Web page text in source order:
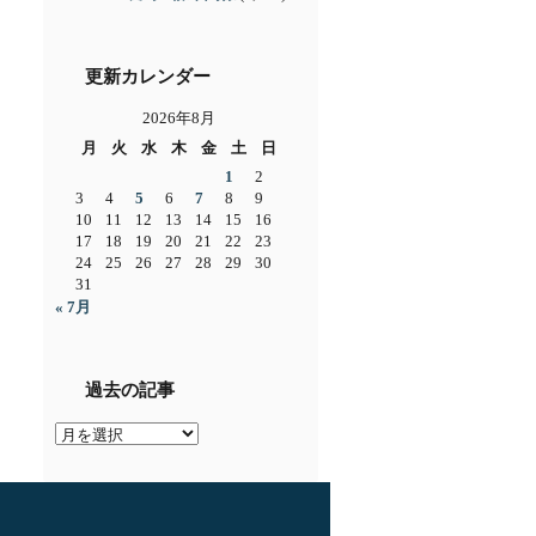
更新カレンダー
2026年8月
月
火 水 木 金 土
日
1
2
3
4 5 6 7 8
9
10
11 12 13 14 15
16
17
18 19 20 21 22
23
24
25 26 27 28 29
30
31
« 7月
過去の記事
過